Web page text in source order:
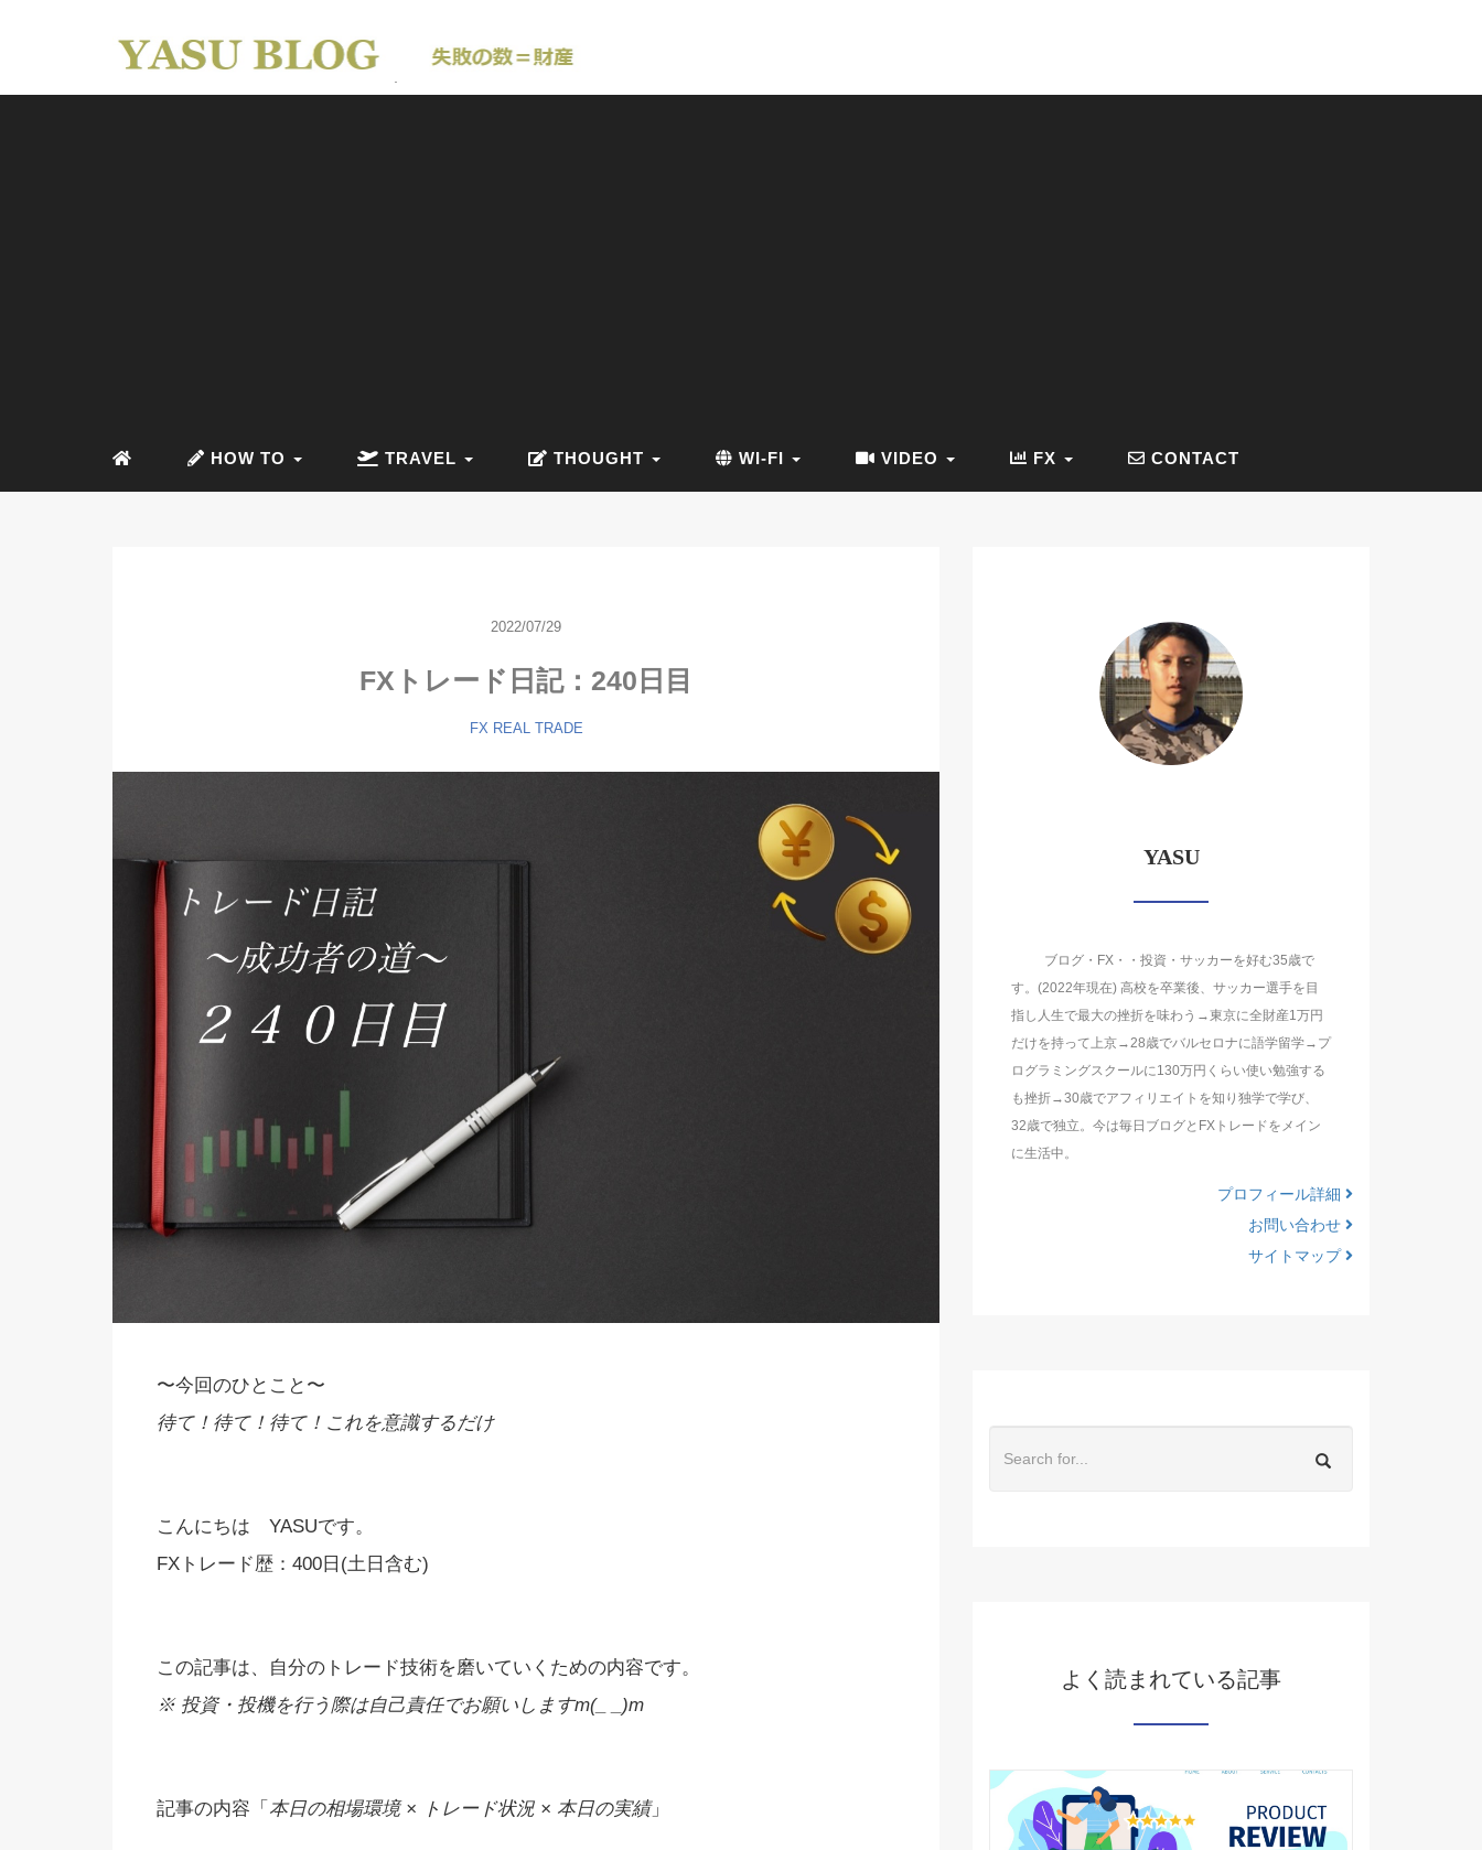
HOW TO TRAVEL THOUGHT WI-FI VIDEO FX CONTACT
2022/07/29
FXトレード日記：240日目
FX REAL TRADE
〜今回のひとこと〜
待て！待て！待て！これを意識するだけ
こんにちは YASUです。
FXトレード歴：400日(土日含む)
この記事は、自分のトレード技術を磨いていくための内容です。
※ 投資・投機を行う際は自己責任でお願いしますm(_ _)m
記事の内容「 本日の相場環境 × トレード状況 × 本日の実績」
YASU
ブログ・FX・・投資・サッカーを好む35歳で
す。(2022年現在) 高校を卒業後、サッカー選手を目
指し人生で最大の挫折を味わう→東京に全財産1万円
だけを持って上京→28歳でバルセロナに語学留学→プ
ログラミングスクールに130万円くらい使い勉強する
も挫折→30歳でアフィリエイトを知り独学で学び、
32歳で独立。今は毎日ブログとFXトレードをメイン
に生活中。
プロフィール詳細
お問い合わせ
サイトマップ
よく読まれている記事